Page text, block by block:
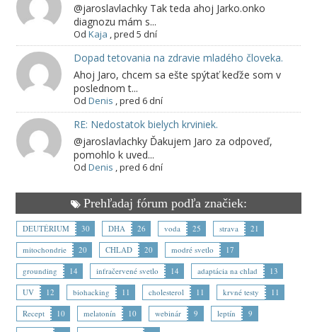
@jaroslavlachky Tak teda ahoj Jarko.onko
diagnozu mám s...
Od Kaja ,pred 5 dní
Dopad tetovania na zdravie mladého človeka.
Ahoj Jaro, chcem sa ešte spýtať keďže som v
poslednom t...
Od Denis ,pred 6 dní
RE: Nedostatok bielych krviniek.
@jaroslavlachky Ďakujem Jaro za odpoveď,
pomohlo k uved...
Od Denis ,pred 6 dní
Prehľadaj fórum podľa značiek:
DEUTÉRIUM 30 DHA 26 voda 25 strava
21
mitochondrie
20 CHLAD 20 modré svetlo
17
grounding
14 infračervené svetlo 14 adaptácia na chlad
13
UV
12 biohacking 11 cholesterol 11 krvné testy
11
Recept
10 melatonín 10 webinár 9 leptín
9